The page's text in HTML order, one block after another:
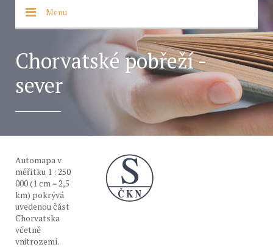
Menu
Chorvatské pobřeží -
sever
Automapa v
měřítku 1 : 250
000 (1 cm = 2,5
km) pokrývá
uvedenou část
Chorvatska
včetně
vnitrozemí.